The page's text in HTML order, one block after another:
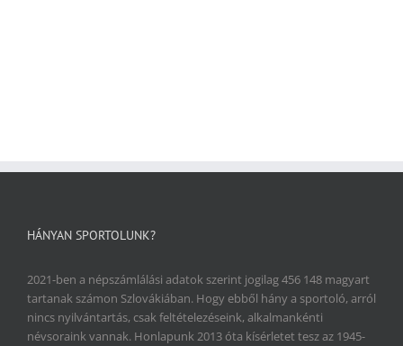
HÁNYAN SPORTOLUNK?
2021-ben a népszámlálási adatok szerint jogilag 456 148 magyart
tartanak számon Szlovákiában. Hogy ebből hány a sportoló, arról
nincs nyilvántartás, csak feltételezéseink, alkalmankénti
névsoraink vannak. Honlapunk 2013 óta kísérletet tesz az 1945-